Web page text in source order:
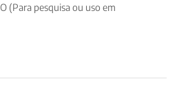
(Para pesquisa ou uso em